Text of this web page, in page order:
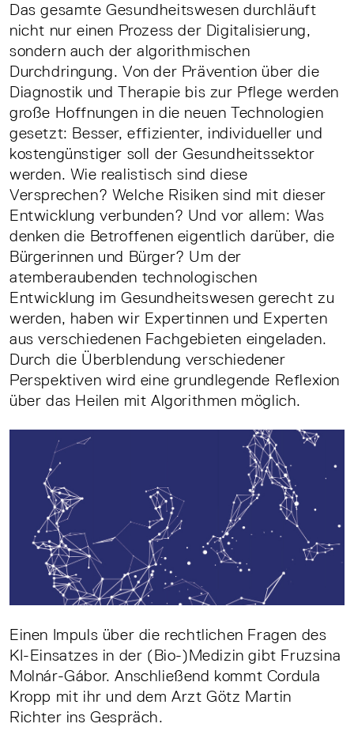
Das gesamte Gesundheitswesen durchläuft
nicht nur einen Prozess der Digitalisierung,
sondern auch der algorithmischen
Durchdringung. Von der Prävention über die
Diagnostik und Therapie bis zur Pflege werden
große Hoffnungen in die neuen Technologien
gesetzt: Besser, effizienter, individueller und
kostengünstiger soll der Gesundheitssektor
werden. Wie realistisch sind diese
Versprechen? Welche Risiken sind mit dieser
Entwicklung verbunden? Und vor allem: Was
denken die Betroffenen eigentlich darüber, die
Bürgerinnen und Bürger? Um der
atemberaubenden technologischen
Entwicklung im Gesundheitswesen gerecht zu
werden, haben wir Expertinnen und Experten
aus verschiedenen Fachgebieten eingeladen.
Durch die Überblendung verschiedener
Perspektiven wird eine grundlegende Reflexion
über das Heilen mit Algorithmen möglich.
Einen Impuls über die rechtlichen Fragen des
KI-Einsatzes in der (Bio-)Medizin gibt Fruzsina
Molnár-Gábor. Anschließend kommt Cordula
Kropp mit ihr und dem Arzt Götz Martin
Richter ins Gespräch.